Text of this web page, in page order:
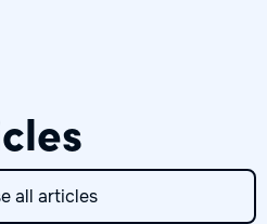
all articles